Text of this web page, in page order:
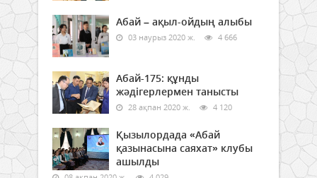
Абай – ақыл-ойдың алыбы
03 наурыз 2020 ж. 4 666
Абай-175: құнды
жәдігерлермен танысты
28 ақпан 2020 ж. 4 120
Қызылордада «Абай
қазынасына саяхат» клубы
ашылды